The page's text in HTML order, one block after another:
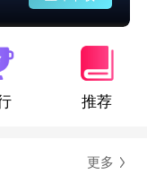
推荐
更多